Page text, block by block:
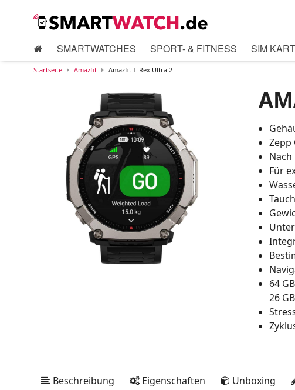
SMARTWATCHES SPORT- & FITNESS SIM
Startseite Amazfit Amazfit T-Rex Ultra 2
Zepp
Für
64
26
Beschreibung Eigenschaften Unboxing